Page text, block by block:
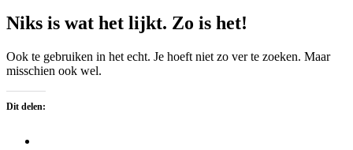
Niks is wat het lijkt. Zo is het!
Ook te gebruiken in het echt. Je hoeft niet zo ver te zoeken. Maar
misschien ook wel.
Dit delen: